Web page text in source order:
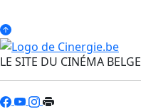
LE SITE DU CINÉMA BELGE